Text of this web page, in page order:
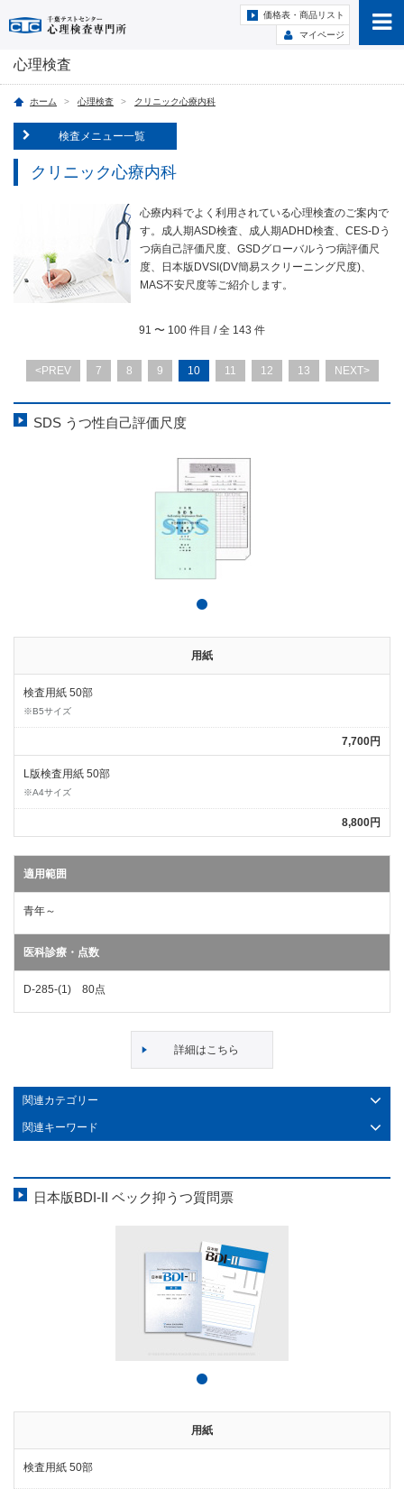
価格表・商品リスト
マイページ
心理検査
ホーム 心理検査 クリニック心療内科
検査メニュー一覧
クリニック心療内科
心療内科でよく利用されている心理検査のご案内で
す。成人期ASD検査、成人期ADHD検査、CES-Dう
つ病自己評価尺度、GSDグローバルうつ病評価尺
度、日本版DVSI(DV簡易スクリーニング尺度)、
MAS不安尺度等ご紹介します。
91 〜 100 件目 / 全 143 件
<PREV 7 8 9 10 11 12 13 NEXT>
SDS うつ性自己評価尺度
用紙
検査用紙 50部
※B5サイズ
7,700円
L版検査用紙 50部
※A4サイズ
8,800円
適用範囲
青年～
医科診療・点数
D-285-(1) 80点
詳細はこちら
関連カテゴリー
関連キーワード
日本版BDI-II ベック抑うつ質問票
用紙
検査用紙 50部